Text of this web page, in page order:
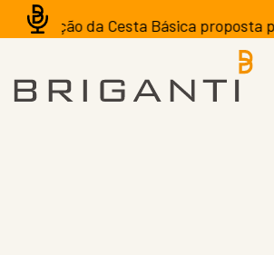
da Cesta Básica proposta